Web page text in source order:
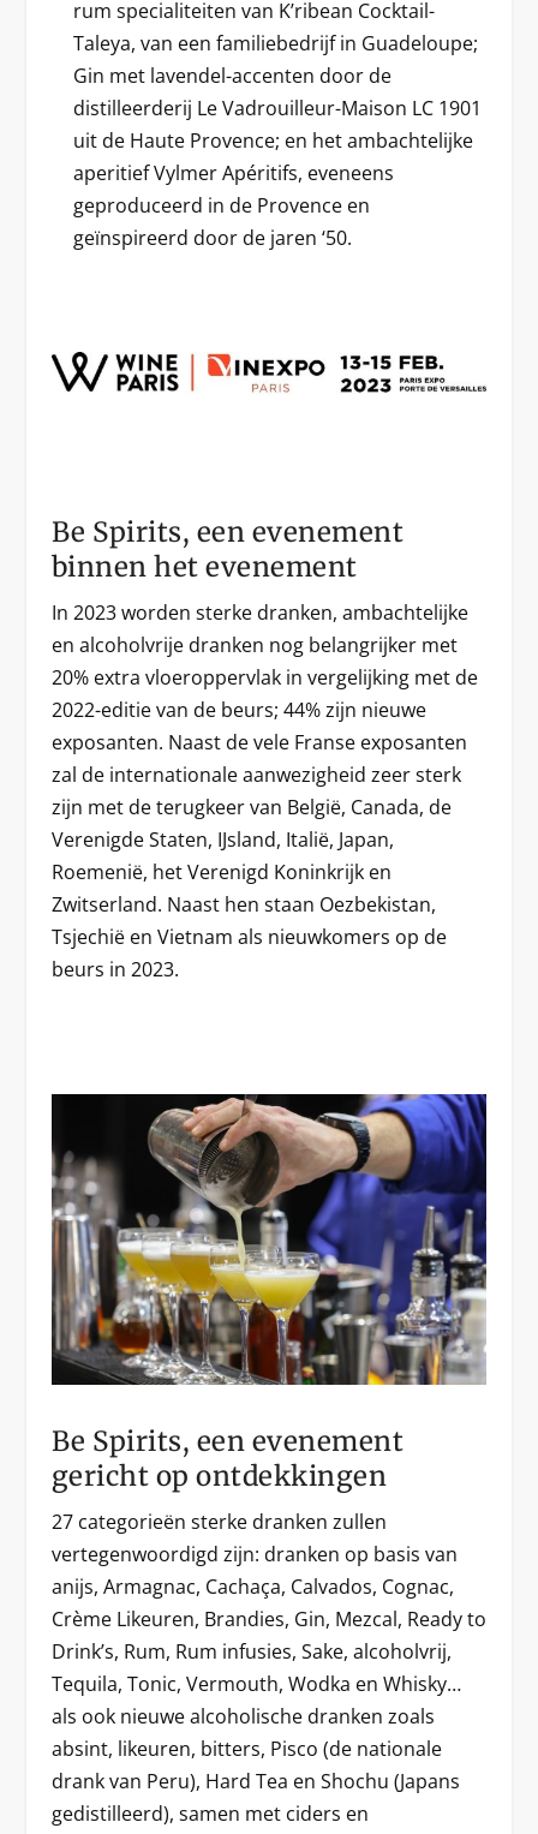
rum specialiteiten van K’ribean Cocktail-
Taleya, van een familiebedrijf in Guadeloupe;
Gin met lavendel-accenten door de
distilleerderij Le Vadrouilleur-Maison LC 1901
uit de Haute Provence; en het ambachtelijke
aperitief Vylmer Apéritifs, eveneens
geproduceerd in de Provence en
geïnspireerd door de jaren ‘50.
Be Spirits, een evenement
binnen het evenement
In 2023 worden sterke dranken, ambachtelijke
en alcoholvrije dranken nog belangrijker met
20% extra vloeroppervlak in vergelijking met de
2022-editie van de beurs; 44% zijn nieuwe
exposanten. Naast de vele Franse exposanten
zal de internationale aanwezigheid zeer sterk
zijn met de terugkeer van België, Canada, de
Verenigde Staten, IJsland, Italië, Japan,
Roemenië, het Verenigd Koninkrijk en
Zwitserland. Naast hen staan Oezbekistan,
Tsjechië en Vietnam als nieuwkomers op de
beurs in 2023.
Be Spirits, een evenement
gericht op ontdekkingen
27 categorieën sterke dranken zullen
vertegenwoordigd zijn: dranken op basis van
anijs, Armagnac, Cachaça, Calvados, Cognac,
Crème Likeuren, Brandies, Gin, Mezcal, Ready to
Drink’s, Rum, Rum infusies, Sake, alcoholvrij,
Tequila, Tonic, Vermouth, Wodka en Whisky…
als ook nieuwe alcoholische dranken zoals
absint, likeuren, bitters, Pisco (de nationale
drank van Peru), Hard Tea en Shochu (Japans
gedistilleerd), samen met ciders en